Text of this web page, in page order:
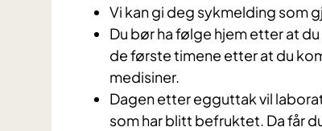
Vi kan gi deg sykmelding som
Du bør ha følge hjem etter at
de første timene etter at du
medisiner.
Dagen etter egguttak vil
som har blitt befruktet. Da får